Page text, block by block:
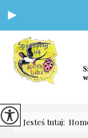
Jesteś tutaj: